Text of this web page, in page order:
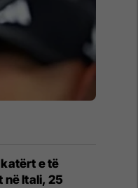
e të
në Itali, 25